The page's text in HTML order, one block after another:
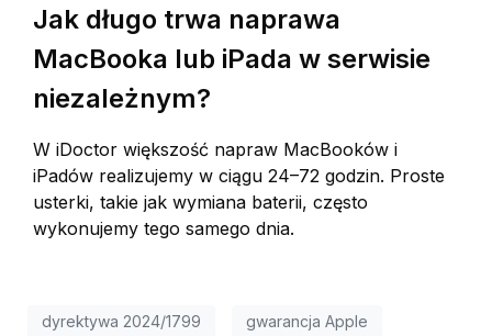
Jak długo trwa naprawa
MacBooka lub iPada w serwisie
niezależnym?
W iDoctor większość napraw MacBooków i
iPadów realizujemy w ciągu 24–72 godzin. Proste
usterki, takie jak wymiana baterii, często
wykonujemy tego samego dnia.
dyrektywa 2024/1799 gwarancja Apple